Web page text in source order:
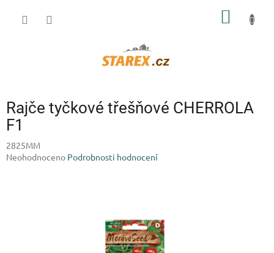
Rajče tyčkové třešňové CHERROLA
F1
2825MM
Průměrné
Neohodnoceno Podrobnosti hodnocení